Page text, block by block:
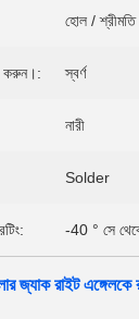
হোল / শ্রীমতি
করুন।: স্বর্ণ
নারী
Solder
-40 ° সে
রাইট